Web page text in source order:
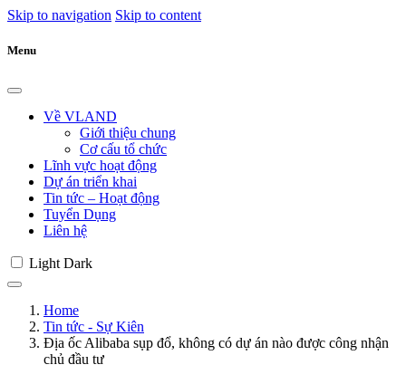
Skip to navigation Skip to content
Menu
Về VLAND
Giới thiệu chung
Cơ cấu tổ chức
Lĩnh vực hoạt động
Dự án triển khai
Tin tức – Hoạt động
Tuyển Dụng
Liên hệ
Light Dark
Home
Tin tức - Sự Kiên
Địa ốc Alibaba sụp đổ, không có dự án nào được công nhận
chủ đầu tư